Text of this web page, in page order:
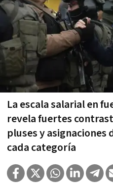
La escala salarial en
revela fuertes
pluses y asignaciones
cada categoría